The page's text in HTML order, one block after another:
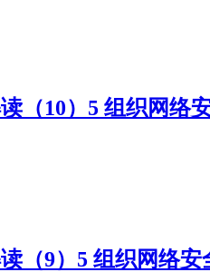
（10）5 组织网络
（9）5 组织网络